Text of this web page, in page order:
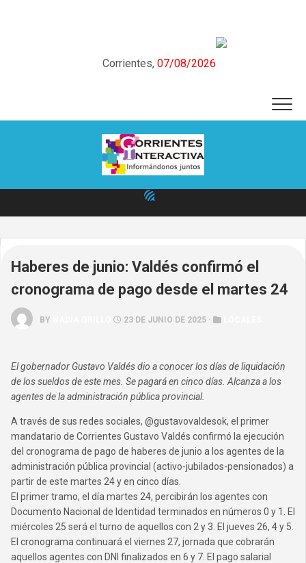
Corrientes, 07/08/2026
Haberes de junio: Valdés confirmó el
cronograma de pago desde el martes 24
BY 23 DE JUNIO DE 2025 ·
El gobernador Gustavo Valdés dio a conocer los días de liquidación
de los sueldos de este mes. Se pagará en cinco días. Alcanza a los
agentes de la administración pública provincial.
A través de sus redes sociales, @gustavovaldesok, el primer
mandatario de Corrientes Gustavo Valdés confirmó la ejecución
del cronograma de pago de haberes de junio a los agentes de la
administración pública provincial (activo-jubilados-pensionados) a
partir de este martes 24 y en cinco días.
El primer tramo, el día martes 24, percibirán los agentes con
Documento Nacional de Identidad terminados en números 0 y 1. El
miércoles 25 será el turno de aquellos con 2 y 3. El jueves 26, 4 y 5.
El cronograma continuará el viernes 27, jornada que cobrarán
aquellos agentes con DNI finalizados en 6 y 7. El pago salarial